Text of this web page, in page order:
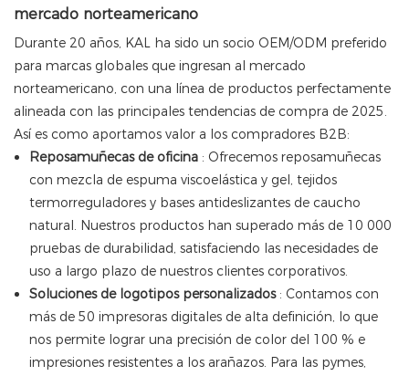
mercado norteamericano
Durante 20 años, KAL ha sido un socio OEM/ODM preferido
para marcas globales que ingresan al mercado
norteamericano, con una línea de productos perfectamente
alineada con las principales tendencias de compra de 2025.
Así es como aportamos valor a los compradores B2B:
Reposamuñecas de oficina: Ofrecemos reposamuñecas
con mezcla de espuma viscoelástica y gel, tejidos
termorreguladores y bases antideslizantes de caucho
natural. Nuestros productos han superado más de 10 000
pruebas de durabilidad, satisfaciendo las necesidades de
uso a largo plazo de nuestros clientes corporativos.
Soluciones de logotipos personalizados: Contamos con
más de 50 impresoras digitales de alta definición, lo que
nos permite lograr una precisión de color del 100 % e
impresiones resistentes a los arañazos. Para las pymes,